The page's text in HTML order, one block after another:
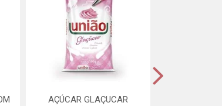
AÇÚCAR GLAÇUCAR